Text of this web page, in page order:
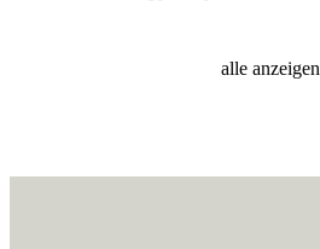
alle anzeigen